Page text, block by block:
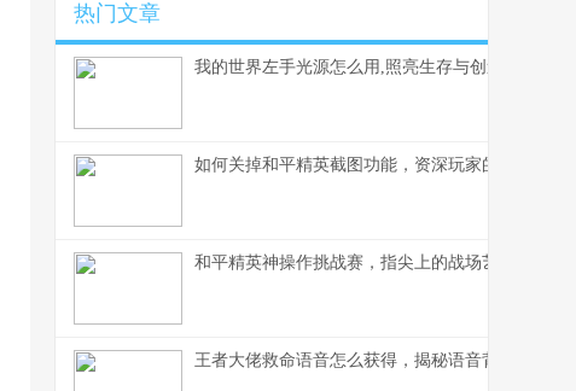
热门文章
我的世界左手光源怎么用,照亮生存与创造之路
如何关掉和平精英截图功能，资深玩家的操作心得
和平精英神操作挑战赛，指尖上的战场艺术
王者大佬救命语音怎么获得，揭秘语音背后的荣耀